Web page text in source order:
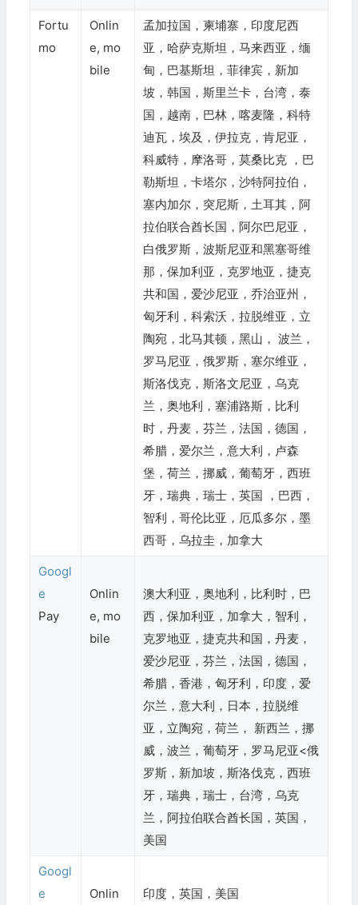
Fortu
mo
Onlin
e, mo
bile
孟加拉国，柬埔寨，印度尼西
亚，哈萨克斯坦，马来西亚，缅
甸，巴基斯坦，菲律宾，新加
坡，韩国，斯里兰卡，台湾，泰
国，越南，巴林，喀麦隆，科特
迪瓦，埃及，伊拉克，肯尼亚，
科威特，摩洛哥，莫桑比克 ，巴
勒斯坦，卡塔尔，沙特阿拉伯，
塞内加尔，突尼斯，土耳其，阿
拉伯联合酋长国，阿尔巴尼亚，
白俄罗斯，波斯尼亚和黑塞哥维
那，保加利亚，克罗地亚，捷克
共和国，爱沙尼亚，乔治亚州，
匈牙利，科索沃，拉脱维亚，立
陶宛，北马其顿，黑山， 波兰，
罗马尼亚，俄罗斯，塞尔维亚，
斯洛伐克，斯洛文尼亚，乌克
兰，奥地利，塞浦路斯，比利
时，丹麦，芬兰，法国，德国，
希腊，爱尔兰，意大利，卢森
堡，荷兰，挪威，葡萄牙，西班
牙，瑞典，瑞士，英国 ，巴西，
智利，哥伦比亚，厄瓜多尔，墨
西哥，乌拉圭，加拿大
Googl
e
Pay
Onlin
e, mo
bile
澳大利亚，奥地利，比利时，巴
西，保加利亚，加拿大，智利，
克罗地亚，捷克共和国，丹麦，
爱沙尼亚，芬兰，法国，德国，
希腊，香港，匈牙利，印度，爱
尔兰，意大利，日本，拉脱维
亚，立陶宛，荷兰， 新西兰，挪
威，波兰，葡萄牙，罗马尼亚<俄
罗斯，新加坡，斯洛伐克，西班
牙，瑞典，瑞士，台湾，乌克
兰，阿拉伯联合酋长国，英国，
美国
Googl
e
Onlin
印度，英国，美国